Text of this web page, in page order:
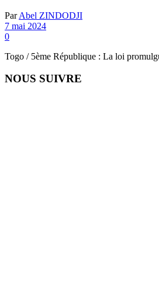
Par Abel ZINDODJI
7 mai 2024
0
Togo / 5ème République : La loi
NOUS SUIVRE